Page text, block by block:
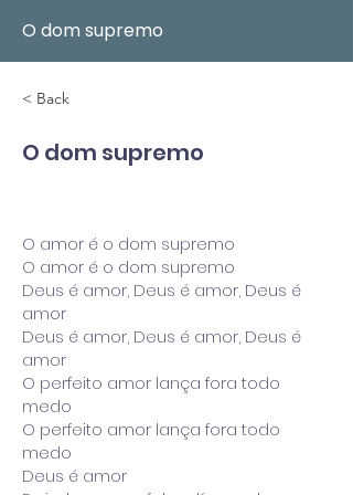
O dom supremo
< Back
O dom supremo
O amor é o dom supremo
O amor é o dom supremo
Deus é amor, Deus é amor, Deus é
amor
Deus é amor, Deus é amor, Deus é
amor
O perfeito amor lança fora todo
medo
O perfeito amor lança fora todo
medo
Deus é amor